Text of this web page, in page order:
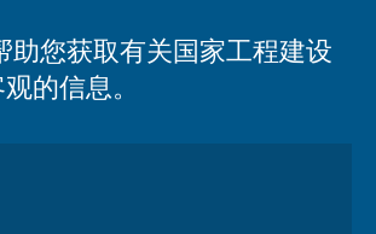
助您获取有关国家工程建设
的信息。